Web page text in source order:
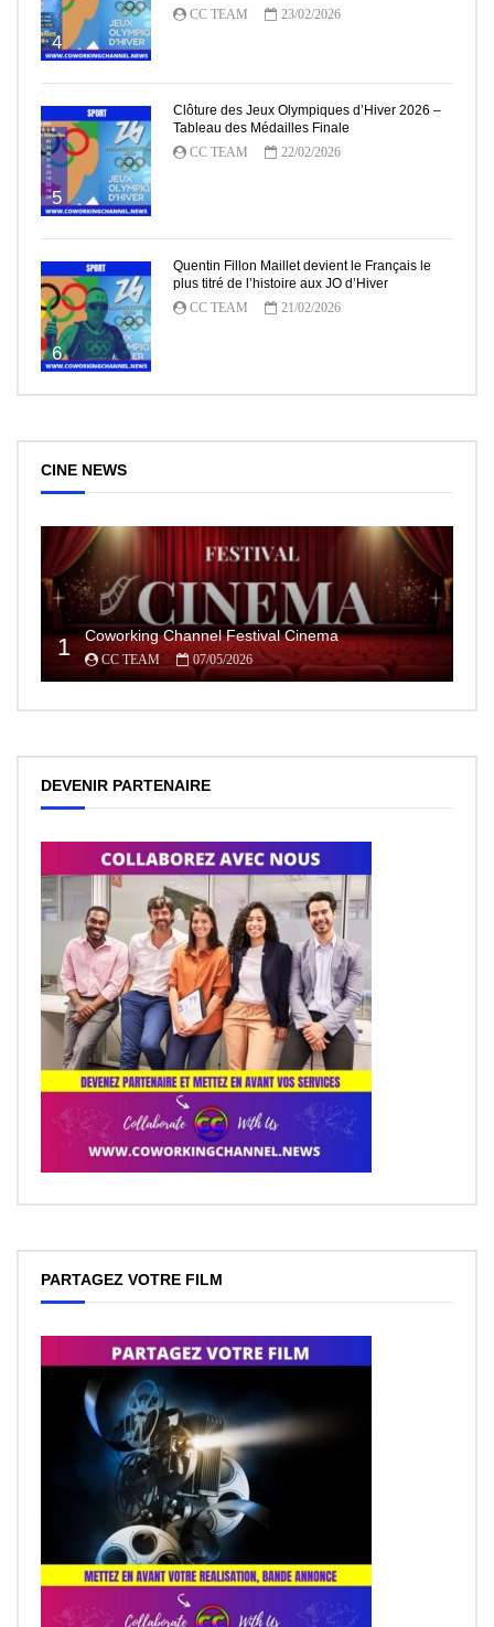
4
CC TEAM
23/02/2026
5
Clôture des Jeux Olympiques d’Hiver 2026 –
Tableau des Médailles Finale
CC TEAM
22/02/2026
6
Quentin Fillon Maillet devient le Français le
plus titré de l’histoire aux JO d’Hiver
CC TEAM
21/02/2026
CINE NEWS
1 Coworking Channel Festival Cinema
CC TEAM 07/05/2026
DEVENIR PARTENAIRE
PARTAGEZ VOTRE FILM